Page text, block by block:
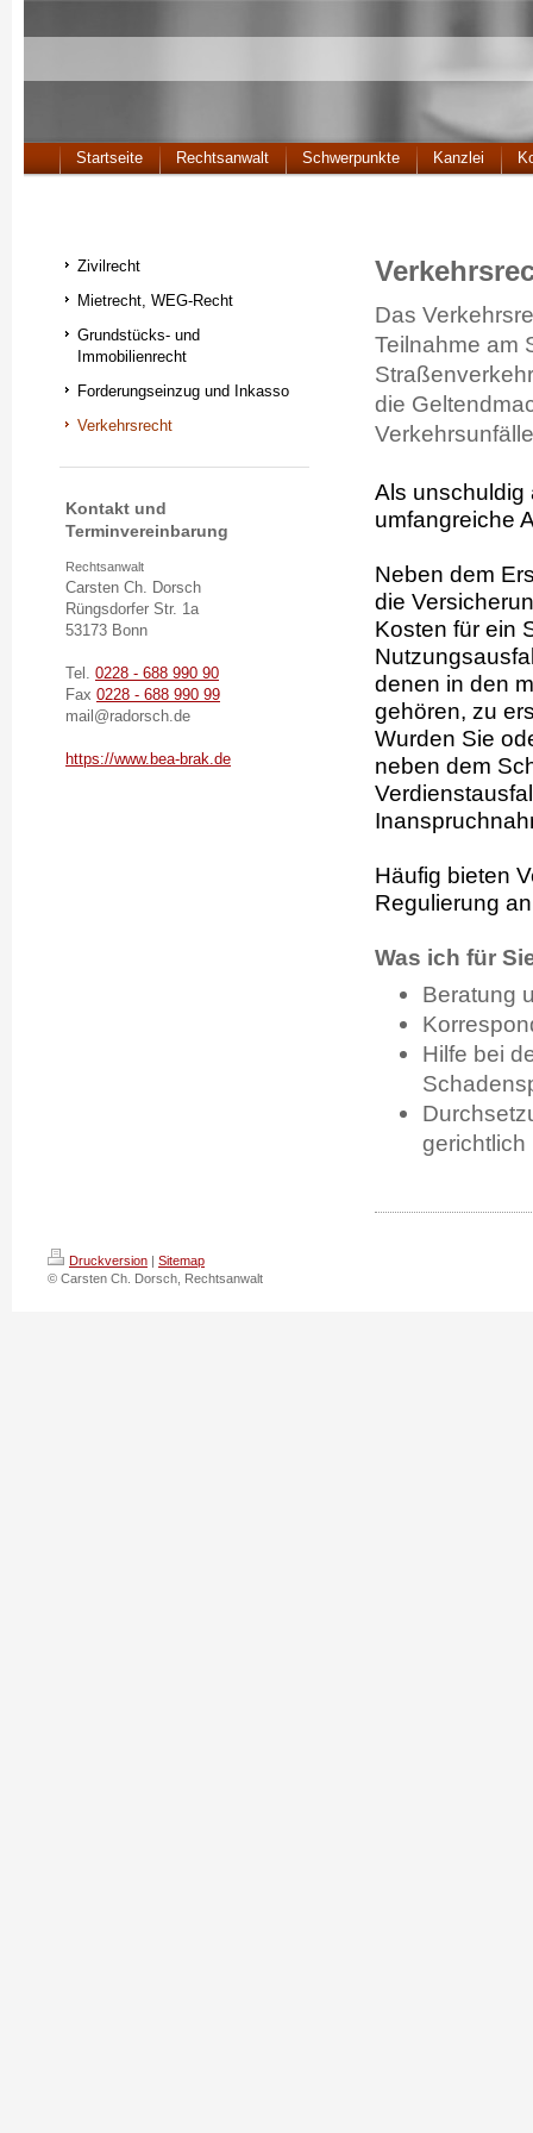
Startseite Rechtsanwalt Schwerpunkte Kanzlei
Zivilrecht
Mietrecht, WEG-Recht
Grundstücks- und
Immobilienrecht
Forderungseinzug und Inkasso
Verkehrsrecht
Kontakt und
Terminvereinbarung
Rechtsanwalt
Carsten Ch. Dorsch
Rüngsdorfer Str. 1a
53173 Bonn
Tel. 0228 - 688 990 90
Fax 0228 - 688 990 99
mail@radorsch.de
https://www.bea-brak.de
Das
Teilnahme am
die
Als unschuldig
umfangreiche
Neben dem
die
Kosten für ein
denen in den
gehören, zu
Wurden Sie
neben dem
Häufig bieten
Regulierung
Was ich für
Beratung
Hilfe bei
gerichtlich
Druckversion | Sitemap
© Carsten Ch. Dorsch, Rechtsanwalt